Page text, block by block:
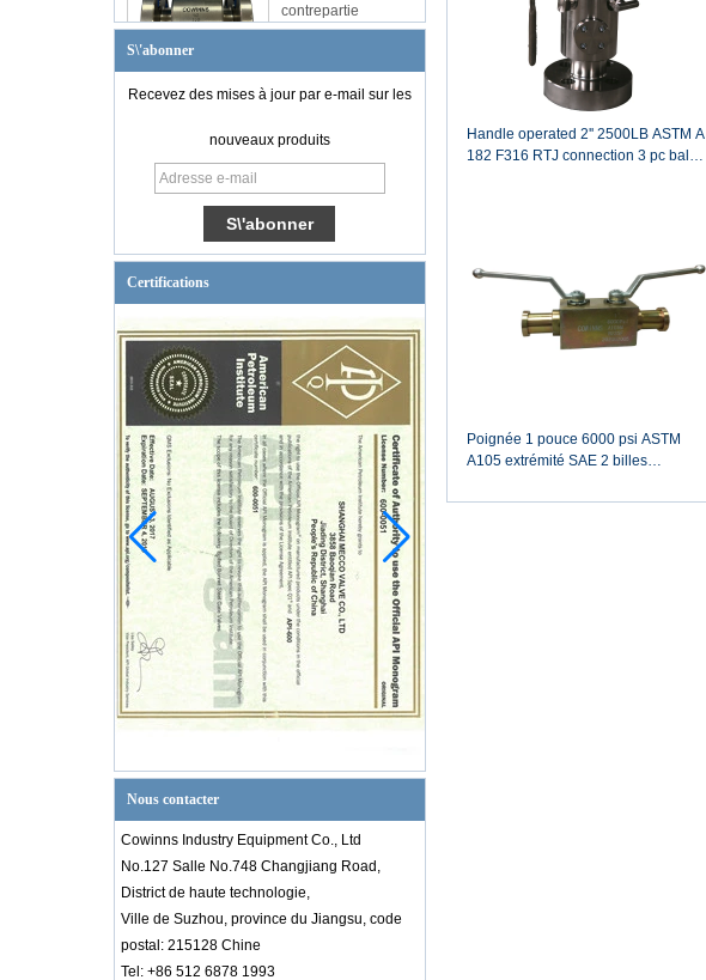
contrepartie
S\'abonner
Recevez des mises à jour par e-mail sur les
nouveaux produits
Certifications
Nous contacter
Cowinns Industry Equipment Co., Ltd
No.127 Salle No.748 Changjiang Road,
District de haute technologie,
Ville de Suzhou, province du Jiangsu, code
postal: 215128 Chine
Tel: +86 512 6878 1993
Handle operated 2'' 2500LB ASTM A
182 F316 RTJ connection 3 pc ball
Poignée 1 pouce 6000 psi ASTM
A105 extrémité SAE 2 billes
(double bloc et purge)